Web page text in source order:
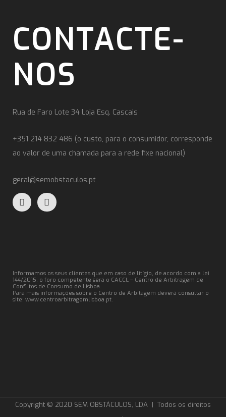
CONTACTE-
NOS
Rua de Faro Lote 34 Loja Esq. Cascais
+351 214 832 486 (o custo, para o consumidor, corresponde
ao valor de uma chamada para a rede fixe nacional)
geral@semobstaculos.pt
Informamos os seus clientes que em caso de litígio, de acordo com a lei
144/2015, o foro competente será o CACCL – Centro de Arbitragem de
Conflitos de Consumo de Lisboa.
Para mais informações sobre o Centro de Arbitagem deverá consultar o
site: www.centroarbitragemlisboa.pt.
Copyright © 2020 SEM OBSTÁCULOS, LDA | Todos os direitos